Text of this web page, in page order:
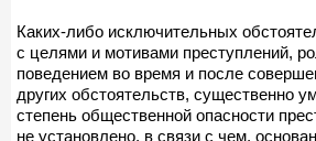
Каких-либо исключительных
с целями и мотивами преступлений,
поведением во время и после
других обстоятельств, существенно
степень общественной опасности
не установлено, в связи с чем,